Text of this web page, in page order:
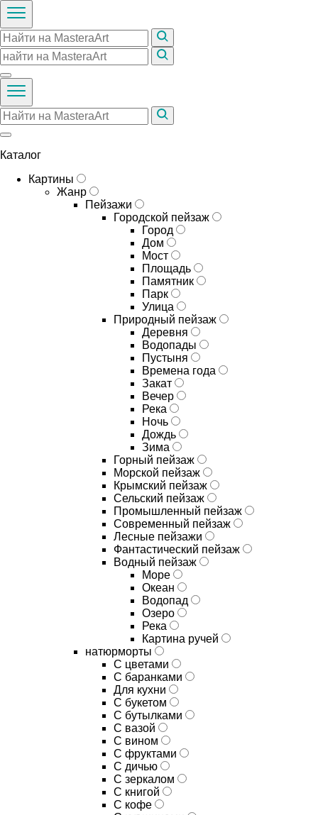
Каталог
Картины
Жанр
Пейзажи
Городской пейзаж
Город
Дом
Мост
Площадь
Памятник
Парк
Улица
Природный пейзаж
Деревня
Водопады
Пустыня
Времена года
Закат
Вечер
Река
Ночь
Дождь
Зима
Горный пейзаж
Морской пейзаж
Крымский пейзаж
Сельский пейзаж
Промышленный пейзаж
Современный пейзаж
Лесные пейзажи
Фантастический пейзаж
Водный пейзаж
Море
Океан
Водопад
Озеро
Река
Картина ручей
натюрморты
С цветами
С баранками
Для кухни
C букетом
C бутылками
C вазой
C вином
C фруктами
C дичью
C зеркалом
C книгой
C кофе